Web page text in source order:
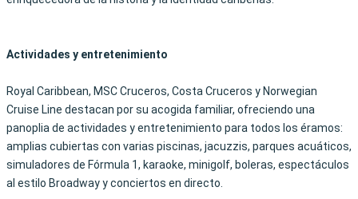
Actividades y entretenimiento
Royal Caribbean, MSC Cruceros, Costa Cruceros y Norwegian
Cruise Line destacan por su acogida familiar, ofreciendo una
panoplia de actividades y entretenimiento para todos los éramos:
amplias cubiertas con varias piscinas, jacuzzis, parques acuáticos,
simuladores de Fórmula 1, karaoke, minigolf, boleras, espectáculos
al estilo Broadway y conciertos en directo.